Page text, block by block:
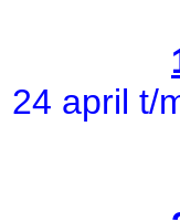
24 april t/